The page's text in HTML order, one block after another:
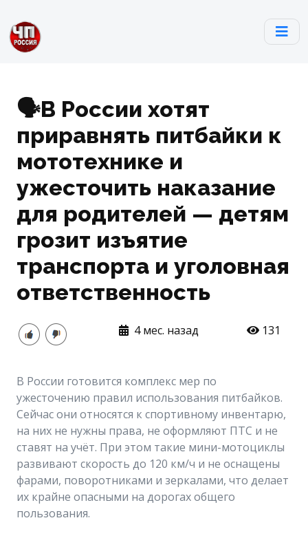
🗣В России хотят
приравнять питбайки к
мототехнике и
ужесточить наказание
для родителей — детям
грозит изъятие
транспорта и уголовная
ответственность
4 мес. назад 131
В России готовится комплекс мер по
ужесточению правил использования питбайков.
Сейчас они относятся к спортивному инвентарю,
на них не нужны права, не оформляют ПТС и не
ставят на учёт. При этом такие мини-мотоциклы
развивают скорость до 120 км/ч и не оснащены
фарами, поворотниками и зеркалами, что делает
их крайне опасными на дорогах общего
пользования.